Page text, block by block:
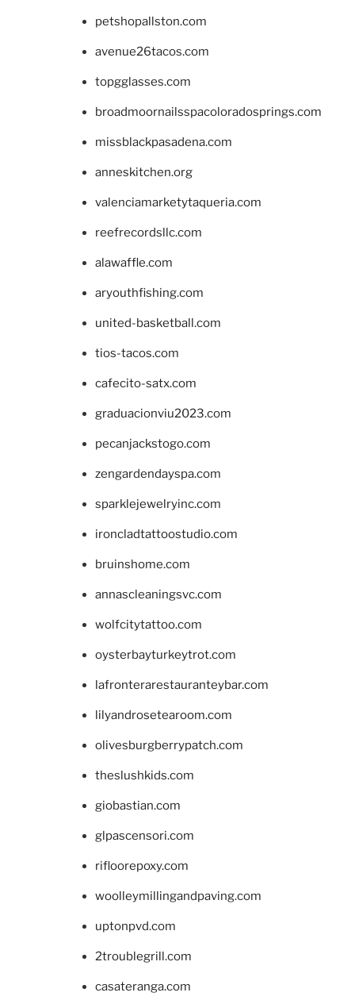
petshopallston.com
avenue26tacos.com
topgglasses.com
broadmoornailsspacoloradosprings.com
missblackpasadena.com
anneskitchen.org
valenciamarketytaqueria.com
reefrecordsllc.com
alawaffle.com
aryouthfishing.com
united-basketball.com
tios-tacos.com
cafecito-satx.com
graduacionviu2023.com
pecanjackstogo.com
zengardendayspa.com
sparklejewelryinc.com
ironcladtattoostudio.com
bruinshome.com
annascleaningsvc.com
wolfcitytattoo.com
oysterbayturkeytrot.com
lafronterarestauranteybar.com
lilyandrosetearoom.com
olivesburgberrypatch.com
theslushkids.com
giobastian.com
glpascensori.com
rifloorepoxy.com
woolleymillingandpaving.com
uptonpvd.com
2troublegrill.com
casateranga.com